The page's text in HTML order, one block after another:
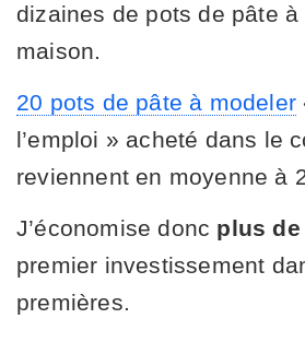
dizaines de pots de pâte à
maison.
20 pots de pâte à modeler
l’emploi » acheté dans le
reviennent en moyenne à
J’économise donc plus
premier investissement
premières.